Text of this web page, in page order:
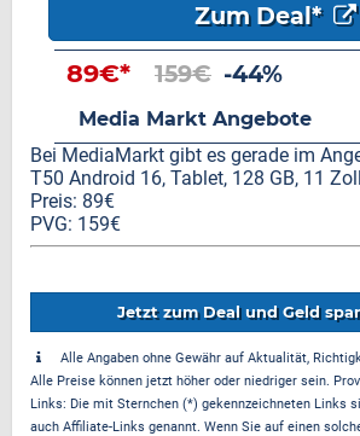
Zum Deal*
89€* 159€ -44%
Media Markt Angebote
Bei MediaMarkt gibt es gerade im
T50 Android 16, Tablet, 128 GB, 11
Preis: 89€
PVG: 159€
Jetzt zum Deal und Geld
Alle Angaben ohne Gewähr auf Aktualität,
Alle Preise können jetzt höher oder niedriger sein.
Links: Die mit Sternchen (*) gekennzeichneten Links
auch Affiliate-Links genannt. Wenn Sie auf einen